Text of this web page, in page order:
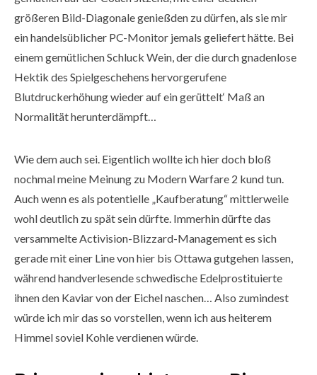
größeren Bild-Diagonale genießden zu dürfen, als sie mir
ein handelsüblicher PC-Monitor jemals geliefert hätte. Bei
einem gemütlichen Schluck Wein, der die durch gnadenlose
Hektik des Spielgeschehens hervorgerufene
Blutdruckerhöhung wieder auf ein gerüttelt‘ Maß an
Normalität herunterdämpft…
Wie dem auch sei. Eigentlich wollte ich hier doch bloß
nochmal meine Meinung zu Modern Warfare 2 kund tun.
Auch wenn es als potentielle „Kaufberatung“ mittlerweile
wohl deutlich zu spät sein dürfte. Immerhin dürfte das
versammelte Activision-Blizzard-Management es sich
gerade mit einer Line von hier bis Ottawa gutgehen lassen,
während handverlesende schwedische Edelprostituierte
ihnen den Kaviar von der Eichel naschen… Also zumindest
würde ich mir das so vorstellen, wenn ich aus heiterem
Himmel soviel Kohle verdienen würde.